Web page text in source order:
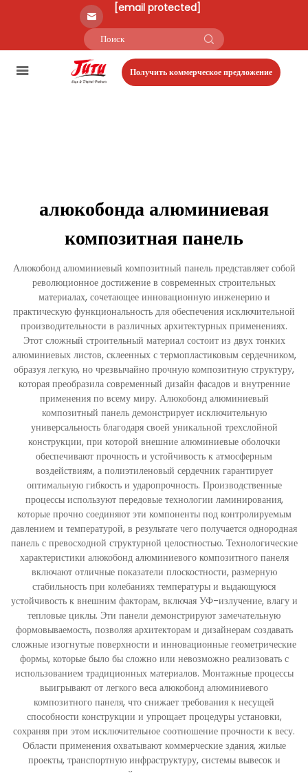
[email protected]
Получить коммерческое предложение
алюкобонда алюминиевая
композитная панель
Алюкобонд алюминиевый композитный панель представляет собой
революционное достижение в современных строительных
материалах, сочетающее инновационную инженерию и
практическую функциональность для обеспечения исключительной
производительности в различных архитектурных применениях.
Этот сложный строительный материал состоит из двух тонких
алюминиевых листов, склеенных с термопластиковым сердечником,
образуя легкую, но чрезвычайно прочную композитную структуру,
которая преобразила современный дизайн фасадов и внутренние
применения по всему миру. Алюкобонд алюминиевый
композитный панель демонстрирует исключительную
универсальность благодаря своей уникальной трехслойной
конструкции, при которой внешние алюминиевые оболочки
обеспечивают прочность и устойчивость к атмосферным
воздействиям, а полиэтиленовый сердечник гарантирует
оптимальную гибкость и ударопрочность. Производственные
процессы используют передовые технологии ламинирования,
которые прочно соединяют эти компоненты под контролируемым
давлением и температурой, в результате чего получается однородная
панель с превосходной структурной целостностью. Технологические
характеристики алюкобонд алюминиевого композитного панеля
включают отличные показатели плоскостности, размерную
стабильность при колебаниях температуры и выдающуюся
устойчивость к внешним факторам, включая УФ-излучение, влагу и
тепловые циклы. Эти панели демонстрируют замечательную
формовываемость, позволяя архитекторам и дизайнерам создавать
сложные изогнутые поверхности и инновационные геометрические
формы, которые было бы сложно или невозможно реализовать с
использованием традиционных материалов. Монтажные процессы
выигрывают от легкого веса алюкобонд алюминиевого
композитного панеля, что снижает требования к несущей
способности конструкции и упрощает процедуры установки,
сохраняя при этом исключительное соотношение прочности к весу.
Области применения охватывают коммерческие здания, жилые
проекты, транспортную инфраструктуру, системы вывесок и